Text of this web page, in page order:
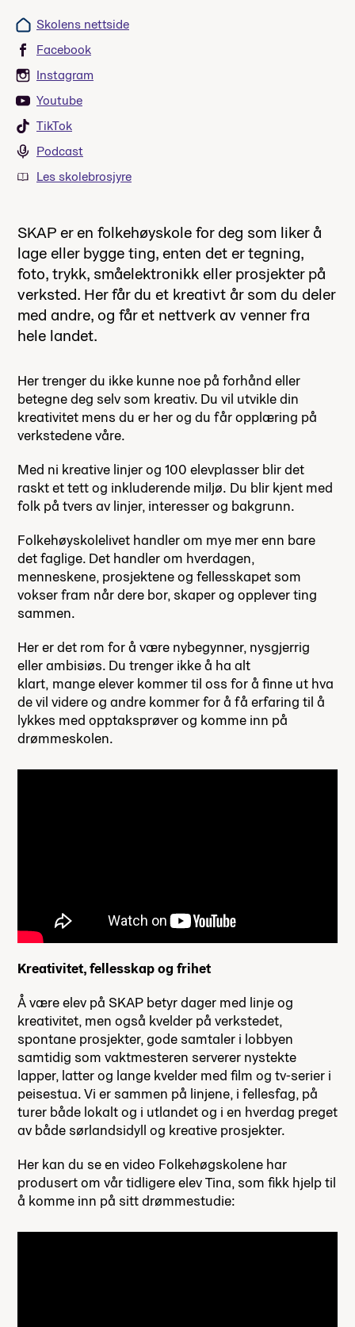
Skolens nettside
Facebook
Instagram
Youtube
TikTok
Podcast
Les skolebrosjyre
SKAP er en folkehøyskole for deg som liker å
lage eller bygge ting, enten det er tegning,
foto, trykk, småelektronikk eller prosjekter på
verksted. Her får du et kreativt år som du deler
med andre, og får et nettverk av venner fra
hele landet.
Her trenger du ikke kunne noe på forhånd eller
betegne deg selv som kreativ. Du vil utvikle din
kreativitet mens du er her og du får opplæring på
verkstedene våre.
Med ni kreative linjer og 100 elevplasser blir det
raskt et tett og inkluderende miljø. Du blir kjent med
folk på tvers av linjer, interesser og bakgrunn.
Folkehøyskolelivet handler om mye mer enn bare
det faglige. Det handler om hverdagen,
menneskene, prosjektene og fellesskapet som
vokser fram når dere bor, skaper og opplever ting
sammen.
Her er det rom for å være nybegynner, nysgjerrig
eller ambisiøs. Du trenger ikke å ha alt
klart, mange elever kommer til oss for å finne ut hva
de vil videre og andre kommer for å få erfaring til å
lykkes med opptaksprøver og komme inn på
drømmeskolen.
Kreativitet, fellesskap og frihet
Å være elev på SKAP betyr dager med linje og
kreativitet, men også kvelder på verkstedet,
spontane prosjekter, gode samtaler i lobbyen
samtidig som vaktmesteren serverer nystekte
lapper, latter og lange kvelder med film og tv-serier i
peisestua. Vi er sammen på linjene, i fellesfag, på
turer både lokalt og i utlandet og i en hverdag preget
av både sørlandsidyll og kreative prosjekter.
Her kan du se en video Folkehøgskolene har
produsert om vår tidligere elev Tina, som fikk hjelp til
å komme inn på sitt drømmestudie: